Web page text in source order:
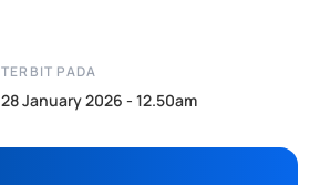
TERBIT PADA
28 January 2026 - 12.50am